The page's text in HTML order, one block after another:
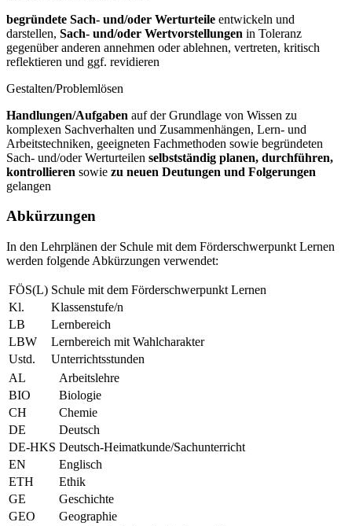
begründete Sach- und/oder Werturteile entwickeln und
darstellen, Sach- und/oder Wertvorstellungen in Toleranz
gegenüber anderen annehmen oder ablehnen, vertreten, kritisch
reflektieren und ggf. revidieren
Gestalten/Problemlösen
Handlungen/Aufgaben auf der Grundlage von Wissen zu
komplexen Sachverhalten und Zusammenhängen, Lern- und
Arbeitstechniken, geeigneten Fachmethoden sowie begründeten
Sach- und/oder Werturteilen selbstständig planen, durchführen,
kontrollieren sowie zu neuen Deutungen und Folgerungen
gelangen
Abkürzungen
In den Lehrplänen der Schule mit dem Förderschwerpunkt Lernen
werden folgende Abkürzungen verwendet:
FÖS(L) Schule mit dem Förderschwerpunkt Lernen
Kl.
Klassenstufe/n
LB
Lernbereich
LBW
Lernbereich mit Wahlcharakter
Ustd.
Unterrichtsstunden
AL
Arbeitslehre
BIO
Biologie
CH
Chemie
DE
Deutsch
DE-HKS Deutsch-Heimatkunde/Sachunterricht
EN
Englisch
ETH
Ethik
GE
Geschichte
GEO
Geographie